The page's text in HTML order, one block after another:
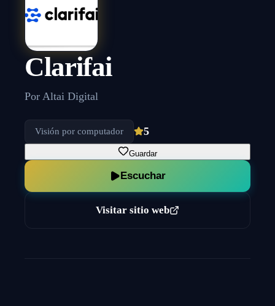
Clarifai
Por Altai Digital
Visión por computador 5
Guardar
Escuchar
Visitar sitio web